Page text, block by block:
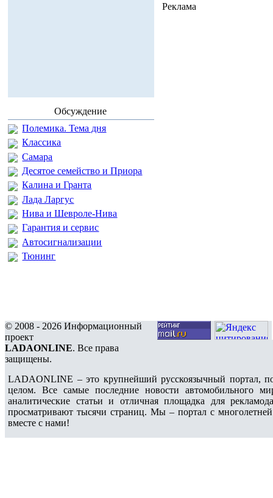
Обсуждение
Полемика. Тема дня
Классика
Самара
Десятое семейство и Приора
Калина и Гранта
Лада Ларгус
Нива и Шевроле-Нива
Гарантия и сервис
Автосигнализации
Тюнинг
Реклама
© 2008 - 2026 Информационный
проект
LADAONLINE. Все права
защищены.
LADAONLINE – это крупнейший русскоязычный портал,
целом. Все самые последние новости автомобильного
аналитические статьи и отличная площадка для
просматривают тысячи страниц. Мы – портал с
вместе с нами!